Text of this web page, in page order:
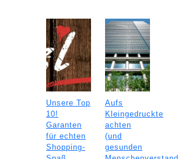
Unsere Top
10!
Garanten
für echten
Shopping-
Aufs
Kleingedruckte
achten
(und
gesunden